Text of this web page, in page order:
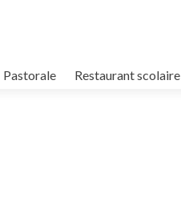
Pastorale Restaurant scolaire